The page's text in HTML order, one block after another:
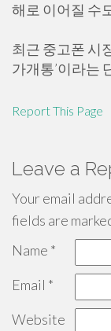
해로 이어질 수
최근 중고폰 시
가개통’이라는
Report This Page
Leave a
Your email
fields are
Name *
Email *
Website